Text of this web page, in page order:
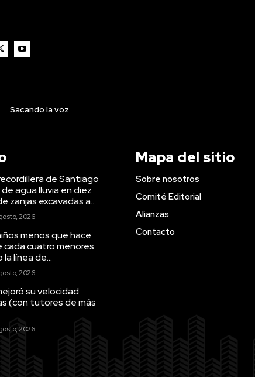
Sacando la voz
de Santiago
agua lluvia en diez
zanjas excavadas a...
2026
menos que hace
cuatro menores
línea de...
2026
su velocidad
(con tutores de más
2026
Mapa del sitio
Sobre nosotros
Comité Editorial
Alianzas
Contacto